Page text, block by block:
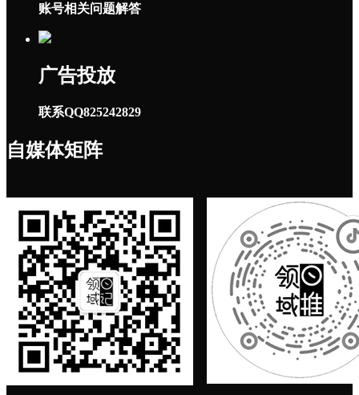
账号相关问题解答
广告投放
联系QQ825242829
自媒体矩阵